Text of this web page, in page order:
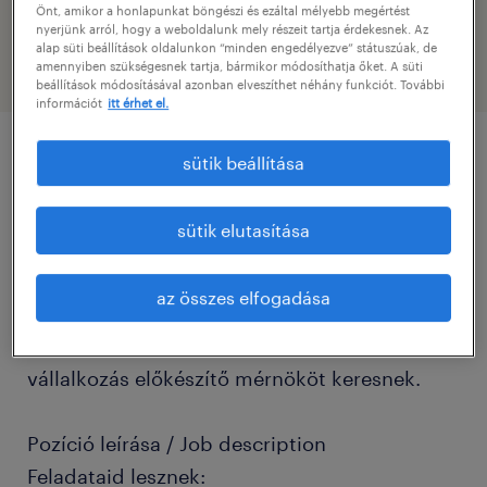
ipari mérnök
pozíció részletei
Cégleírás / Organisation/Department
Partnerünk egy cseh háttérrel rendelkező,
Európa-szerte meghatározó ipari
vállalkozás előkészítő mérnököt keresnek.
Pozíció leírása / Job description
Feladataid lesznek:
Önt, amikor a honlapunkat böngészi és ezáltal mélyebb megértést
nyerjünk arról, hogy a weboldalunk mely részeit tartja érdekesnek. Az
alap süti beállítások oldalunkon “minden engedélyezve” státuszúak, de
amennyiben szükségesnek tartja, bármikor módosíthatja őket. A süti
beállítások módosításával azonban elveszíthet néhány funkciót. További
információt itt érhet el.
sütik beállítása
sütik elutasítása
az összes elfogadása